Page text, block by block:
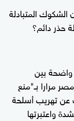
الشكوك المتبادلة
حذر دائم؟
واضحة بين
مرارا بـ"منع
عن تهريب أسلحة
واعتبرتها